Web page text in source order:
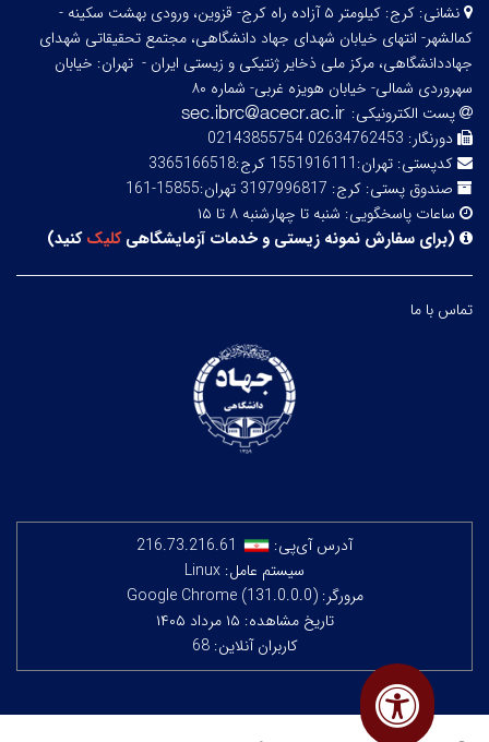
نشانی:
کرج: کیلومتر ۵ آزاده راه کرج- قزوین، ورودی بهشت سکینه -
کمالشهر- انتهای خیابان شهدای جهاد دانشگاهی، مجتمع تحقیقاتی شهدای
جهاددانشگاهی، مرکز ملی ذخایر ژنتیکی و زیستی ایران - تهران: خیابان
سهروردی شمالی- خیابان هویزه غربی- شماره ۸۰
پست الکترونیکی:
دورنگار: 02634762453 02143855754
کدپستی: تهران:1551916111 کرج:3365166518
صندوق پستی: کرج: 3197996817 تهران:15855-161
ساعات پاسخگویی: شنبه تا چهارشنبه ۸ تا ۱۵
(برای سفارش نمونه زیستی و خدمات آزمایشگاهیکلیککنید)
تماس با ما
آدرس آی‌پی:
216.73.216.61
سیستم عامل: Linux
مرورگر: Google Chrome (131.0.0.0)
تاریخ مشاهده: ۱۵ مرداد ۱۴۰۵
کاربران آنلاین: 68